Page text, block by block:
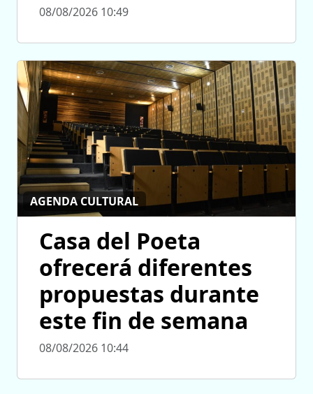
08/08/2026 10:49
AGENDA CULTURAL
Casa del Poeta
ofrecerá diferentes
propuestas durante
este fin de semana
08/08/2026 10:44